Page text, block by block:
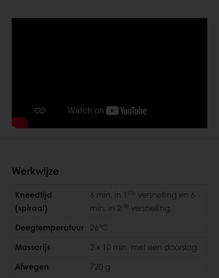
Werkwijze
Kneedtijd
(spiraal)
6 min. in 1 ste versnelling en 6
min. in 2de versnelling.
Deegtemperatuur
26°C
Massarijs
2 x 10 min. met een doorslag.
Afwegen
720 g